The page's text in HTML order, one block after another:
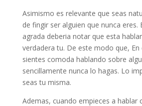
Asimismo es relevante que seas
de fingir ser alguien que nunca eres.
agrada deberia notar que esta
verdadera tu. De este modo que, En
sientes comoda hablando sobre
sencillamente nunca lo hagas. Lo
seas tu misma.
Ademas, cuando empieces a hablar